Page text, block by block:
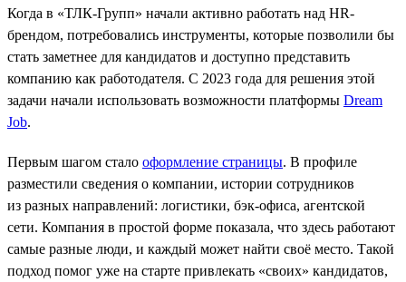
Когда в «ТЛК-Групп» начали активно работать над HR-
брендом, потребовались инструменты, которые позволили бы
стать заметнее для кандидатов и доступно представить
компанию как работодателя. С 2023 года для решения этой
задачи начали использовать возможности платформы Dream
Job.
Первым шагом стало оформление страницы. В профиле
разместили сведения о компании, истории сотрудников
из разных направлений: логистики, бэк-офиса, агентской
сети. Компания в простой форме показала, что здесь работают
самые разные люди, и каждый может найти своё место. Такой
подход помог уже на старте привлекать «своих» кандидатов,